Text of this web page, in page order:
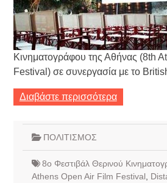
Κινηματογράφου της Αθήνας (8th
Festival) σε συνεργασία με το
Διαβάστε περισσότερα
ΠΟΛΙΤΙΣΜΟΣ
8o Φεστιβάλ Θερινού
Athens Open Air Film Festival